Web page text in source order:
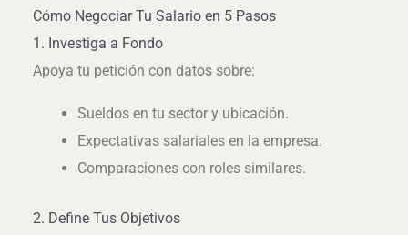
Cómo Negociar Tu Salario en 5 Pasos
1. Investiga a Fondo
Apoya tu petición con datos sobre:
Sueldos en tu sector y ubicación.
Expectativas salariales en la empresa.
Comparaciones con roles similares.
2. Define Tus Objetivos